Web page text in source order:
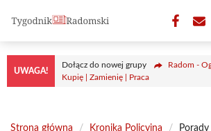
treści
UWAGA!
Dołącz do nowej grupy
Radom -
Kupię | Zamienię | Praca
Strona główna / Kronika Policyjna /